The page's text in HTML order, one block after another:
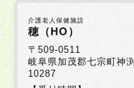
介護老人保健施設
穂（HO）
〒509-0511
岐阜県加茂郡七宗町神渕
10287